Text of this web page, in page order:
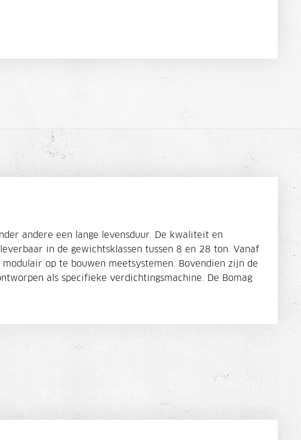
andere een lange levensduur. De kwaliteit en
in de gewichtsklassen tussen 8 en 28 ton. Vanaf
op te bouwen meetsystemen. Bovendien zijn de
als specifieke verdichtingsmachine. De Bomag